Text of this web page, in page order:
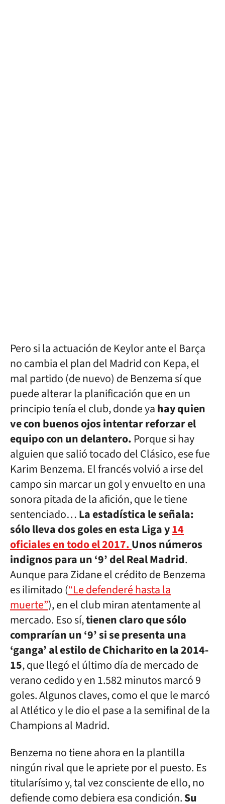
Pero si la actuación de Keylor ante el Barça
no cambia el plan del Madrid con Kepa, el
mal partido (de nuevo) de Benzema sí que
puede alterar la planificación que en un
principio tenía el club, donde yahay quien
ve con buenos ojos intentar reforzar el
equipo con un delantero. Porque si hay
alguien que salió tocado del Clásico, ese fue
Karim Benzema. El francés volvió a irse del
campo sin marcar un gol y envuelto en una
sonora pitada de la afición, que le tiene
sentenciado…La estadística le señala:
sólo lleva dos goles en esta Liga y14
oficiales en todo el 2017.Unos números
indignos para un ‘9’ del Real Madrid.
Aunque para Zidane el crédito de Benzema
es ilimitado (“Le defenderé hasta la
muerte”), en el club miran atentamente al
mercado. Eso sí,tienen claro que sólo
comprarían un ‘9’ si se presenta una
‘ganga’ al estilo de Chicharito en la 2014-
15, que llegó el último día de mercado de
verano cedido y en 1.582 minutos marcó 9
goles. Algunos claves, como el que le marcó
al Atlético y le dio el pase a la semifinal de la
Champions al Madrid.
Benzema no tiene ahora en la plantilla
ningún rival que le apriete por el puesto. Es
titularísimo y, tal vez consciente de ello, no
defiende como debiera esa condición.Su